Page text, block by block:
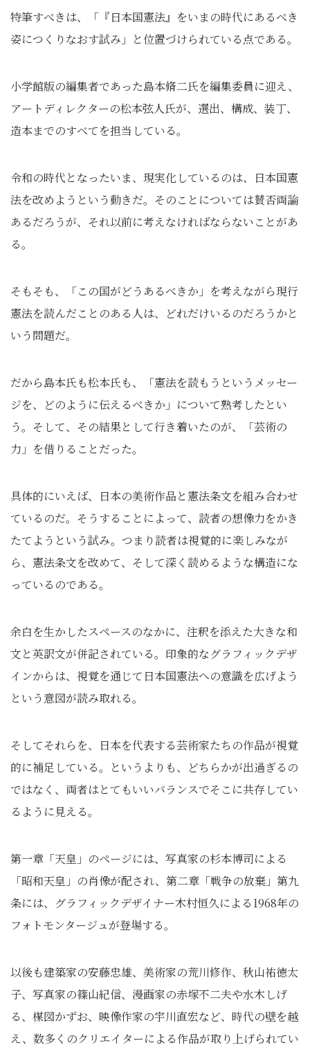
特筆すべきは、「『日本国憲法』をいまの時代にあるべき
姿につくりなおす試み」と位置づけられている点である。
小学館版の編集者であった島本脩二氏を編集委員に迎え、
アートディレクターの松本弦人氏が、選出、構成、装丁、
造本までのすべてを担当している。
令和の時代となったいま、現実化しているのは、日本国憲
法を改めようという動きだ。そのことについては賛否両論
あるだろうが、それ以前に考えなければならないことがあ
る。
そもそも、「この国がどうあるべきか」を考えながら現行
憲法を読んだことのある人は、どれだけいるのだろうかと
いう問題だ。
だから島本氏も松本氏も、「憲法を読もうというメッセー
ジを、どのように伝えるべきか」について熟考したとい
う。そして、その結果として行き着いたのが、「芸術の
力」を借りることだった。
具体的にいえば、日本の美術作品と憲法条文を組み合わせ
ているのだ。そうすることによって、読者の想像力をかき
たてようという試み。つまり読者は視覚的に楽しみなが
ら、憲法条文を改めて、そして深く読めるような構造にな
っているのである。
余白を生かしたスペースのなかに、注釈を添えた大きな和
文と英訳文が併記されている。印象的なグラフィックデザ
インからは、視覚を通じて日本国憲法への意識を広げよう
という意図が読み取れる。
そしてそれらを、日本を代表する芸術家たちの作品が視覚
的に補足している。というよりも、どちらかが出過ぎるの
ではなく、両者はとてもいいバランスでそこに共存してい
るように見える。
第一章「天皇」のページには、写真家の杉本博司による
「昭和天皇」の肖像が配され、第二章「戦争の放棄」第九
条には、グラフィックデザイナー木村恒久による1968年の
フォトモンタージュが登場する。
以後も建築家の安藤忠雄、美術家の荒川修作、秋山祐徳太
子、写真家の篠山紀信、漫画家の赤塚不二夫や水木しげ
る、楳図かずお、映像作家の宇川直宏など、時代の壁を越
え、数多くのクリエイターによる作品が取り上げられてい